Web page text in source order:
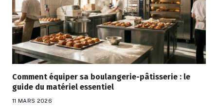
Comment équiper sa boulangerie-pâtisserie : le
guide du matériel essentiel
11 MARS 2026